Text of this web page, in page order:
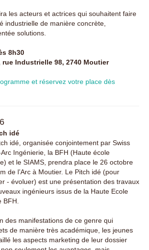
les acteurs et actrices qui souhaitent faire
industrielle de manière concrète,
solutions.
8h30
rue Industrielle 98, 2740 Moutier
et réservez votre place dès
idé
idé, organisée conjointement par Swiss
Ingénierie, la BFH (Haute école
et le SIAMS, prendra place le 26 octobre
de l’Arc à Moutier. Le Pitch idé (pour
- évoluer) est une présentation des travaux
ingénieurs issus de la Haute Ecole
BFH.
des manifestations de ce genre qui
de manière très académique, les jeunes
les aspects marketing de leur dossier